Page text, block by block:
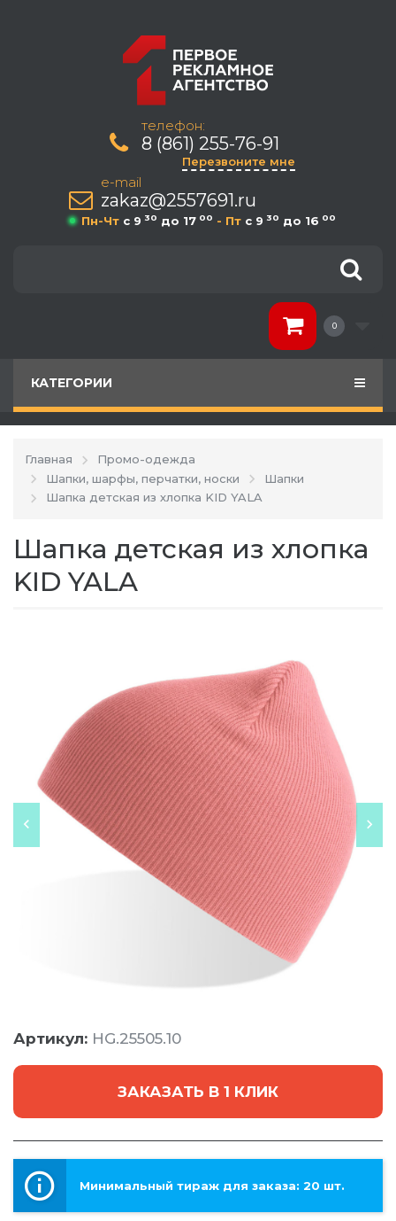
телефон:
8 (861) 255-76-91
Перезвоните мне
e-mail
zakaz@2557691.ru
Пн-Чт c 9 30 до 17 00 - Пт c 9 30 до 16 00
0
КАТЕГОРИИ
Главная
Промо-одежда
Шапки, шарфы, перчатки, носки
Шапки
Шапка детская из хлопка KID YALA
Шапка детская из хлопка
KID YALA
Артикул: HG.25505.10
ЗАКАЗАТЬ В 1 КЛИК
Минимальный тираж для заказа: 20 шт.